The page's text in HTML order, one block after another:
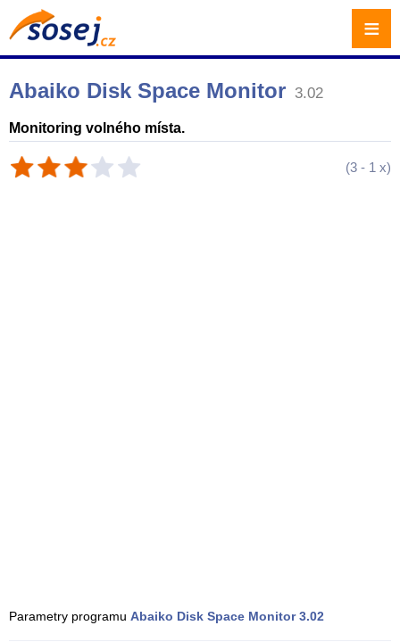
Abaiko Disk Space Monitor 3.02
Monitoring volného místa.
(3 - 1 x)
Parametry programu Abaiko Disk Space Monitor 3.02
≡